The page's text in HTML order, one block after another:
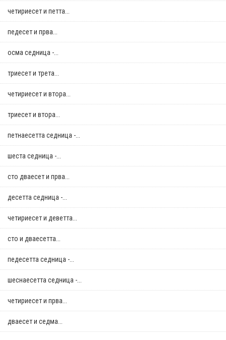
четириесет и петта...
педесет и прва...
осма седница -...
триесет и трета...
четириесет и втора...
триесет и втора...
петнаесетта седница -...
шеста седница -...
сто дваесет и прва...
десетта седница -...
четириесет и деветта...
сто и дваесетта...
педесетта седница -...
шеснаесетта седница -...
четириесет и прва...
дваесет и седма...